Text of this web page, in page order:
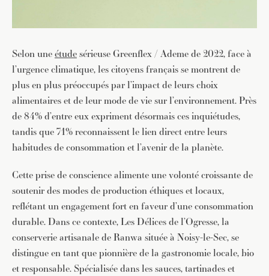
Selon uneétudesérieuse Greenflex / Ademe de 2022, face à
l’urgence climatique, les citoyens français se montrent de
plus en plus préoccupés par l’impact de leurs choix
alimentaires et de leur mode de vie sur l’environnement. Près
de 84% d’entre eux expriment désormais ces inquiétudes,
tandis que 71% reconnaissent le lien direct entre leurs
habitudes de consommation et l’avenir de la planète.
Cette prise de conscience alimente une volonté croissante de
soutenir des modes de production éthiques et locaux,
reflétant un engagement fort en faveur d’une consommation
durable. Dans ce contexte, Les Délices de l’Ogresse, la
conserverie artisanale de Ranwa située à Noisy-le-Sec, se
distingue en tant que pionnière de la gastronomie locale, bio
et responsable. Spécialisée dans les sauces, tartinades et